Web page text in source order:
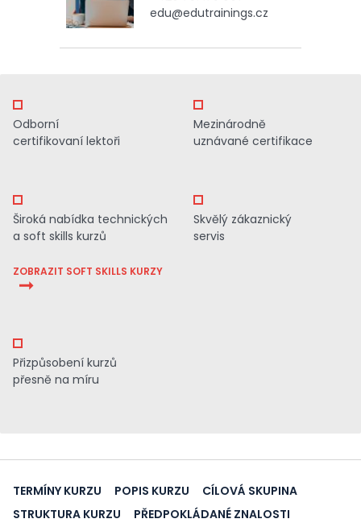
edu@edutrainings.cz
Odborní
certifikovaní lektoři
Mezinárodně
uznávané certifikace
Široká nabídka technických
a soft skills kurzů
ZOBRAZIT SOFT SKILLS KURZY
Skvělý zákaznický
servis
Přizpůsobení kurzů
přesně na míru
TERMÍNY KURZU POPIS KURZU
CÍLOVÁ SKUPINA
STRUKTURA KURZU
PŘEDPOKLÁDANÉ ZNALOSTI